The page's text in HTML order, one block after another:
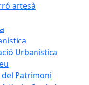
artesà
Urbanística
del Patrimoni